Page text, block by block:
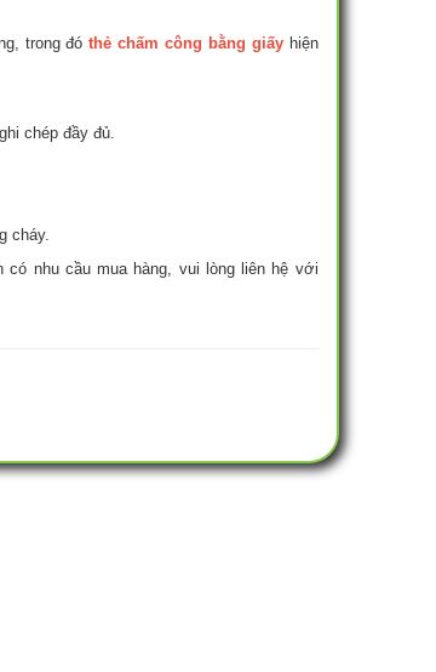
trong đóthẻ chấm công bằng giấy hiện
chép đầy đủ.
cháy.
có nhu cầu mua hàng, vui lòng liên hệ với